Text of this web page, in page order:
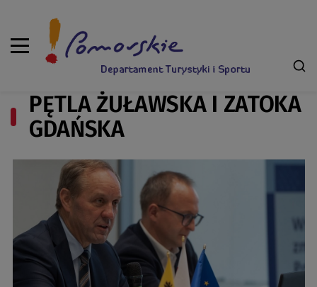
PĘTLA ŻUŁAWSKA I ZATOKA
GDAŃSKA